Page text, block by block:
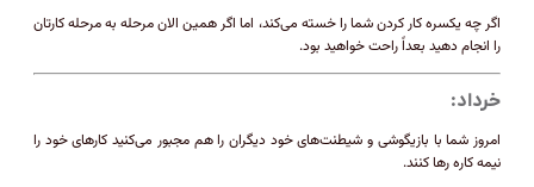
اگر چه یکسره کار کردن شما را خسته می‌کند، اما اگر همین الان مرحله به مرحله کارتان
را انجام دهید بعداً راحت خواهید بود.
خرداد:
امروز شما با بازیگوشی و شیطنت‌های خود دیگران را هم مجبور می‌کنید کارهای خود را
نیمه کاره رها کنند.